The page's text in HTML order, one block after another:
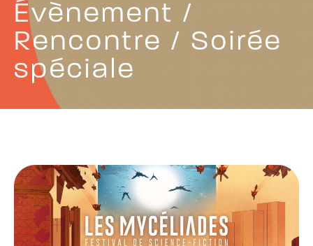
Évènement /
Rencontre / Soirée
spéciale